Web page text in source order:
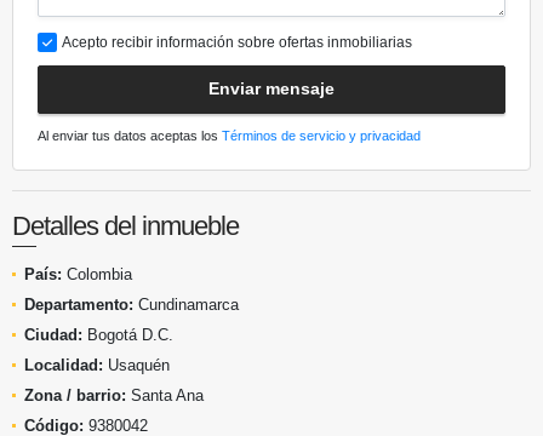
Acepto recibir información sobre ofertas inmobiliarias
Enviar mensaje
Al enviar tus datos aceptas los Términos de servicio y privacidad
Detalles del inmueble
País: Colombia
Departamento: Cundinamarca
Ciudad: Bogotá D.C.
Localidad: Usaquén
Zona / barrio: Santa Ana
Código: 9380042